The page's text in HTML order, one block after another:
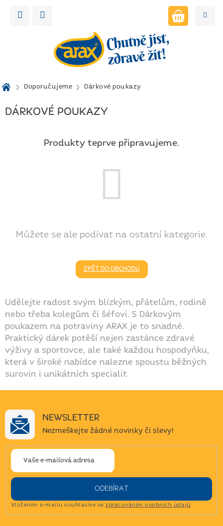
DomůDoporučujeme Dárkové poukazy
DÁRKOVÉ POUKAZY
Produkty teprve připravujeme.
Můžete se ale podívat na ostatní kategorie.
ZPĚT DO OBCHODU
Udělejte radost svým blízkým, přátelům, rodině
nebo třeba kolegům či šéfovi. S Dárkovým
poukazem na potraviny ARAX je to snadné.
Praktický dárek potěší nejen zastánce zdravé
výživy a sportovce, ale také každou hospodyňku,
která v široké nabídce nalezne spoustu běžných
surovin i unikátních specialit.
NEWSLETTER
Nezmeškejte žádné novinky či slevy!
ODEBÍRAT
Vložením e-mailu souhlasíte sezpracováním osobních údajů